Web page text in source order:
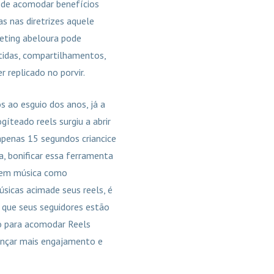
acomodar benefícios
nas diretrizes aquele
abeloura pode
compartilhamentos,
replicado no porvir.
ao esguio dos anos, já a
reels surgiu a abrir
15 segundos criancice
bonificar essa ferramenta
música como
acimade seus reels, é
seus seguidores estão
acomodar Reels
mais engajamento e